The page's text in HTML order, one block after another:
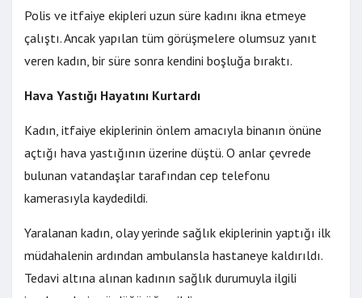
Polis ve itfaiye ekipleri uzun süre kadını ikna etmeye
çalıştı. Ancak yapılan tüm görüşmelere olumsuz yanıt
veren kadın, bir süre sonra kendini boşluğa bıraktı.
Hava Yastığı Hayatını Kurtardı
Kadın, itfaiye ekiplerinin önlem amacıyla binanın önüne
açtığı hava yastığının üzerine düştü. O anlar çevrede
bulunan vatandaşlar tarafından cep telefonu
kamerasıyla kaydedildi.
Yaralanan kadın, olay yerinde sağlık ekiplerinin yaptığı ilk
müdahalenin ardından ambulansla hastaneye kaldırıldı.
Tedavi altına alınan kadının sağlık durumuyla ilgili